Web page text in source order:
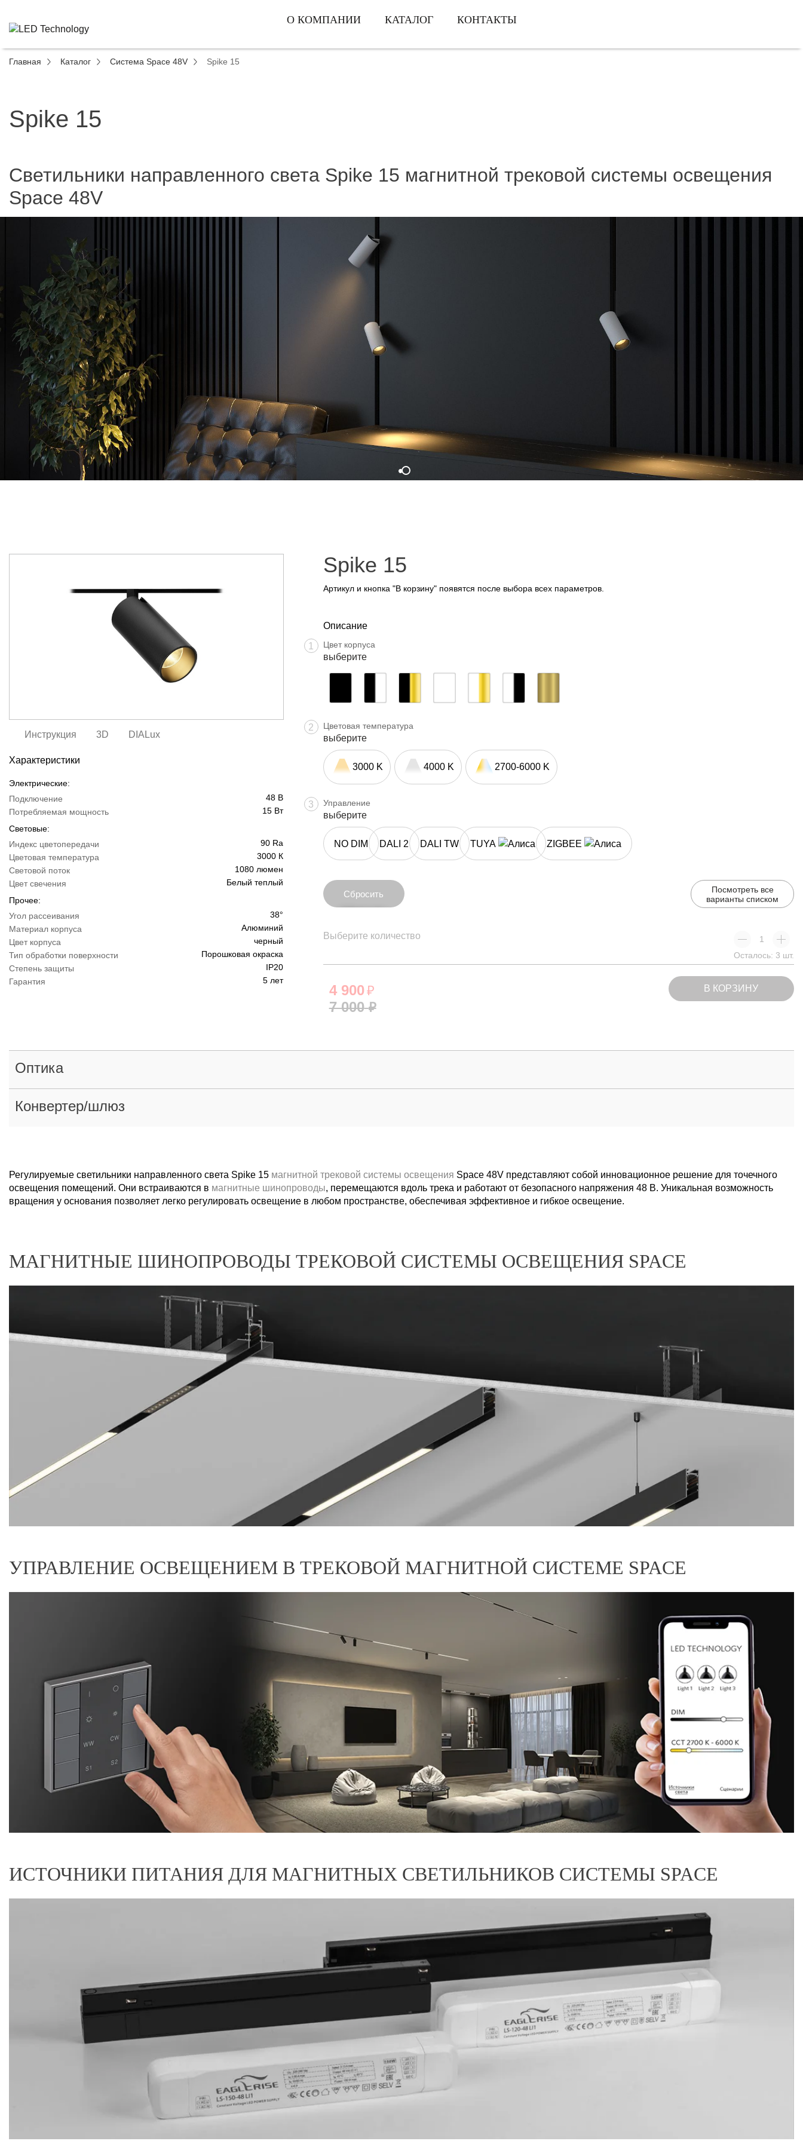
О КОМПАНИИ КАТАЛОГ КОНТАКТЫ
Главная Каталог Система Space 48V Spike 15
Spike 15
Светильники направленного света Spike 15 магнитной трековой системы освещения
Space 48V
Spike 15
Инструкция 3D DIALux
Характеристики
Электрические:
Подключение
48 В
Потребляемая мощность
15 Вт
Световые:
Индекс цветопередачи
90 Ra
Цветовая температура
3000 К
Световой поток
1080 люмен
Цвет свечения
Белый теплый
Прочее:
Угол рассеивания
38°
Материал корпуса
Алюминий
Цвет корпуса
черный
Тип обработки поверхности
Порошковая окраска
Степень защиты
IP20
Гарантия
5 лет
Артикул и кнопка "В корзину" появятся после выбора всех параметров.
Описание
1
Цвет корпуса
выберите
2 Цветовая температура
выберите
3000 K 4000 K 2700-6000 K
3 Управление
выберите
NO DIM DALI 2 DALI TW TUYA ZIGBEE
Посмотреть все
варианты списком
Сбросить
Выберите количество
4 900₽
7 000 ₽
Осталось: 3 шт.
В КОРЗИНУ
Оптика
Конвертер/шлюз
Регулируемые светильники направленного света Spike 15 магнитной трековой системы освещения Space 48V представляют собой инновационное решение для точечного
освещения помещений. Они встраиваются в магнитные шинопроводы, перемещаются вдоль трека и работают от безопасного напряжения 48 В. Уникальная возможность
вращения у основания позволяет легко регулировать освещение в любом пространстве, обеспечивая эффективное и гибкое освещение.
МАГНИТНЫЕ ШИНОПРОВОДЫ ТРЕКОВОЙ СИСТЕМЫ ОСВЕЩЕНИЯ SPACE
УПРАВЛЕНИЕ ОСВЕЩЕНИЕМ В ТРЕКОВОЙ МАГНИТНОЙ СИСТЕМЕ SPACE
ИСТОЧНИКИ ПИТАНИЯ ДЛЯ МАГНИТНЫХ СВЕТИЛЬНИКОВ СИСТЕМЫ SPACE